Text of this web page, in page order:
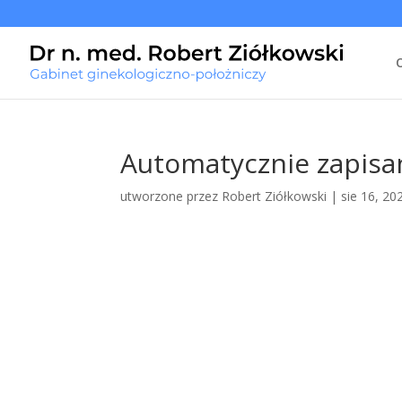
Automatycznie
utworzone przez Robert Ziółkowski | sie 16,